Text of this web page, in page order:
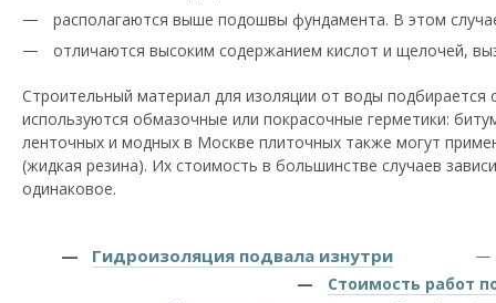
располагаются выше подошвы фундамента. В этом
отличаются высоким содержанием кислот и щелочей,
Строительный материал для изоляции от воды
используются обмазочные или покрасочные герметики:
ленточных и модных в Москве плиточных также могут
(жидкая резина). Их стоимость в большинстве случаев
одинаковое.
Гидроизоляция подвала изнутри
Стоимость работ